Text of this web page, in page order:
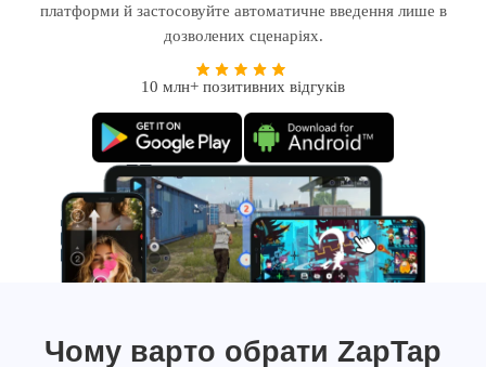
платформи й застосовуйте автоматичне введення лише в
дозволених сценаріях.
10 млн+ позитивних відгуків
Чому варто обрати ZapTap